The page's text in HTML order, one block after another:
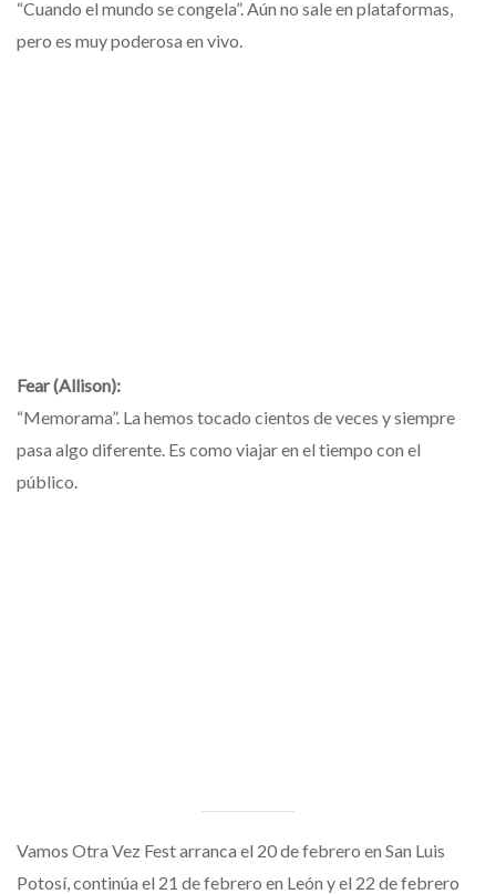
“Cuando el mundo se congela”. Aún no sale en plataformas,
pero es muy poderosa en vivo.
Fear (Allison):
“Memorama”. La hemos tocado cientos de veces y siempre
pasa algo diferente. Es como viajar en el tiempo con el
público.
Vamos Otra Vez Fest arranca el 20 de febrero en San Luis
Potosí, continúa el 21 de febrero en León y el 22 de febrero